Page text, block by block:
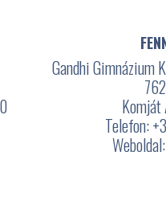
Gandhi Gimnázium
Telefon:
Weboldal: